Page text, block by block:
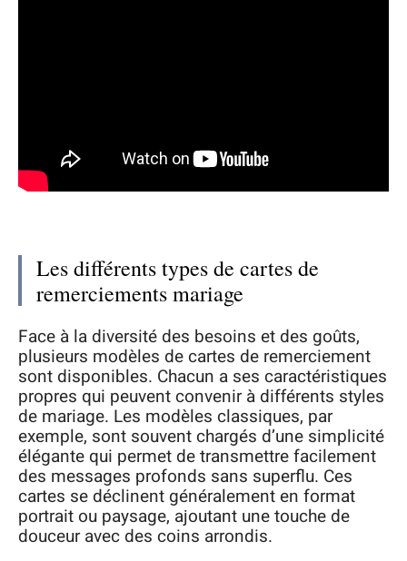
Les différents types de cartes de
remerciements mariage
Face à la diversité des besoins et des goûts,
plusieurs modèles de cartes de remerciement
sont disponibles. Chacun a ses caractéristiques
propres qui peuvent convenir à différents styles
de mariage. Les modèles classiques, par
exemple, sont souvent chargés d’une simplicité
élégante qui permet de transmettre facilement
des messages profonds sans superflu. Ces
cartes se déclinent généralement en format
portrait ou paysage, ajoutant une touche de
douceur avec des coins arrondis.